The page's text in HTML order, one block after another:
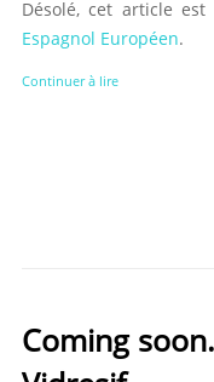
Désolé, cet article
Espagnol Européen.
Continuer à lire
Coming